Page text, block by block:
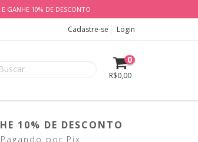
GANHE 10% DE DESCONTO
Cadastre-se Login
0
R$0,00
10% DE DESCONTO
Pagando por Pix